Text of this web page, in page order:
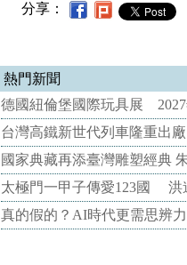
分享：
熱門新聞
德國紐倫堡國際玩具展 2027
台灣高鐵新世代列車隆重出
國家典藏再添臺灣雕塑經典
太極門一甲子傳愛123國 洪
真的假的？AI時代更需思辨